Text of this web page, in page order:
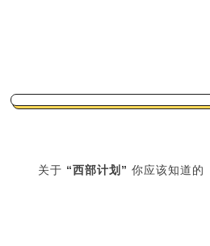
关于 “西部计划” 你应该知道的